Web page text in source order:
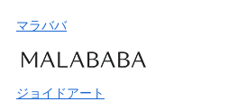
マラババ
ジョイドアート